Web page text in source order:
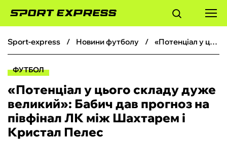
ФУТБОЛ
БОКС
ХОКЕЙ
sport-express новини футболу «Потенціал у цього складу дуже великий»: Бабич дав прогноз на півфінал ЛК між Шахтарем і Кристал Пелес
ФУТБОЛ
«Потенціал у цього складу дуже
великий»: Бабич дав прогноз на
півфінал ЛК між Шахтарем і
Кристал Пелес